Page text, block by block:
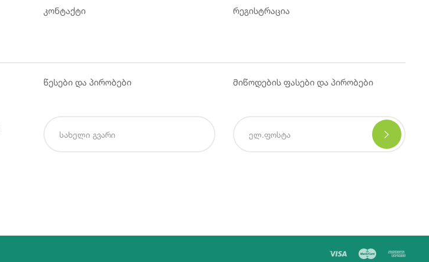
კონტაქტი
რეგისტრაცია
წესები და პირობები მიწოდების ფასები და პირობები